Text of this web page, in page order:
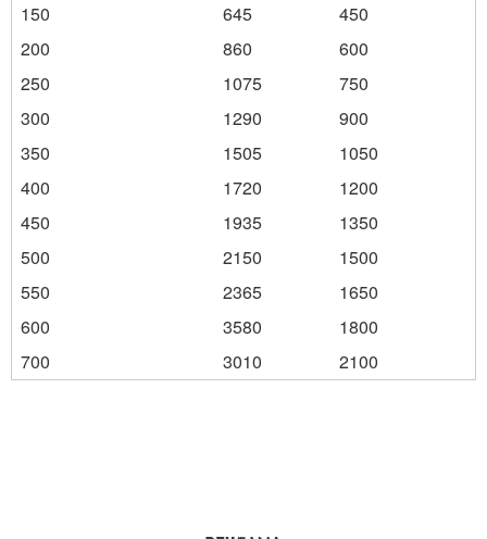
150
645
450
200
860
600
250
1075
750
300
1290
900
350
1505
1050
400
1720
1200
450
1935
1350
500
2150
1500
550
2365
1650
600
3580
1800
700
3010 2100